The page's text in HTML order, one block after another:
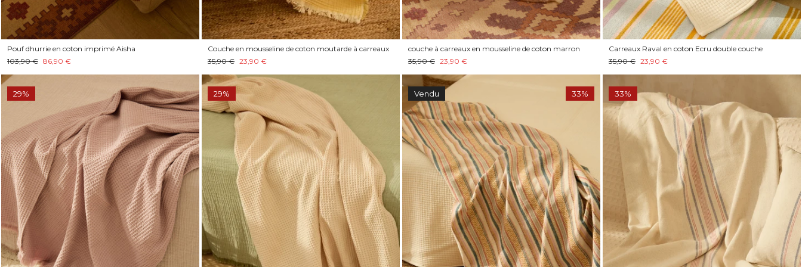
Pouf dhurrie en coton imprimé Aisha
103,90 € 86,90 €
Couche en mousseline de coton moutarde à carreaux
35,90 € 23,90 €
couche à carreaux en mousseline de coton marron
35,90 € 23,90 €
Carreaux Raval en coton Ecru double couche
35,90 € 23,90 €
29% 29% Vendu 33% 33%